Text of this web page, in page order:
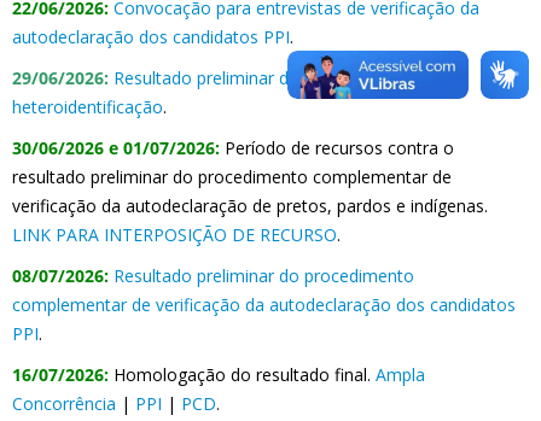
22/06/2026: Convocação para entrevistas de verificação da
autodeclaração dos candidatos PPI.
29/06/2026: Resultado preliminar da banca de
heteroidentificação.
30/06/2026 e 01/07/2026: Período de recursos contra o
resultado preliminar do procedimento complementar de
verificação da autodeclaração de pretos, pardos e indígenas.
LINK PARA INTERPOSIÇÃO DE RECURSO.
08/07/2026: Resultado preliminar do procedimento
complementar de verificação da autodeclaração dos candidatos
PPI.
16/07/2026: Homologação do resultado final. Ampla
Concorrência | PPI | PCD.